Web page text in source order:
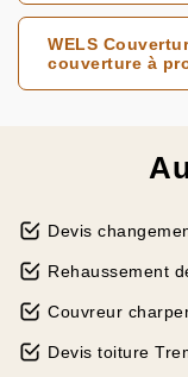
WELS
couverture à
Devis
Rehaussement
Couvreur
Devis toiture